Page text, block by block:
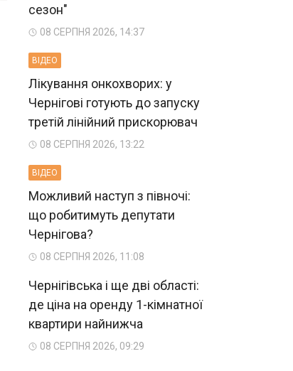
сезон"
08 СЕРПНЯ 2026, 14:37
ВIДЕО
Лікування онкохворих: у
Чернігові готують до запуску
третій лінійний прискорювач
08 СЕРПНЯ 2026, 13:22
ВIДЕО
Можливий наступ з півночі:
що робитимуть депутати
Чернігова?
08 СЕРПНЯ 2026, 11:08
Чернігівська і ще дві області:
де ціна на оренду 1-кімнатної
квартири найнижча
08 СЕРПНЯ 2026, 09:29